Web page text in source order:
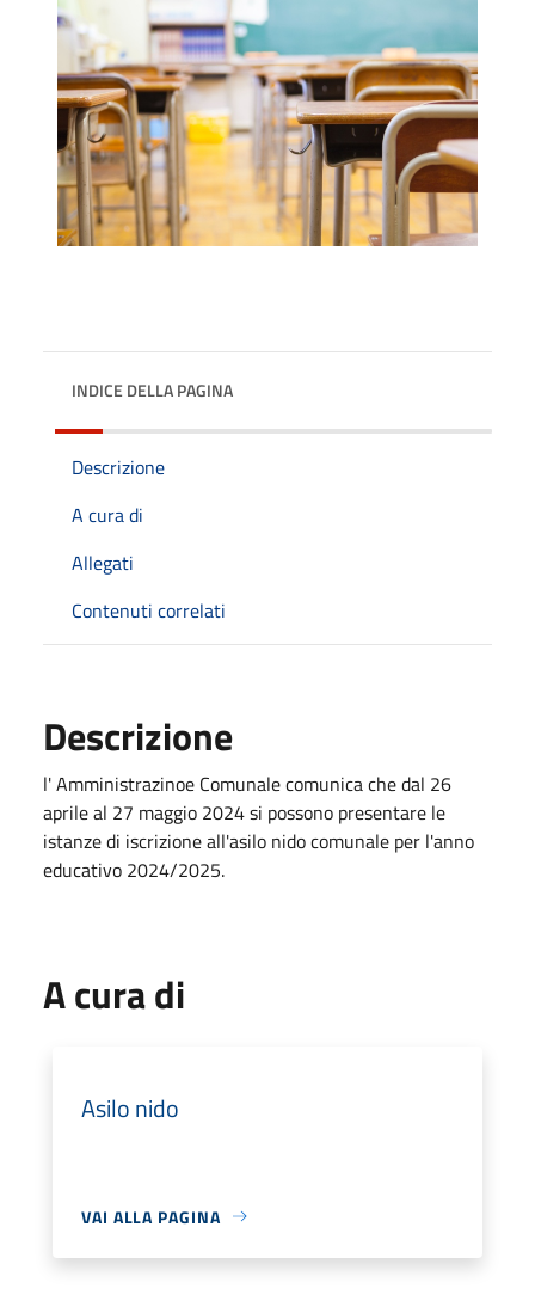
INDICE DELLA PAGINA
Descrizione
A cura di
Allegati
Contenuti correlati
Descrizione
l' Amministrazinoe Comunale comunica che dal 26
aprile al 27 maggio 2024 si possono presentare le
istanze di iscrizione all'asilo nido comunale per l'anno
educativo 2024/2025.
A cura di
Asilo nido
VAI ALLA PAGINA